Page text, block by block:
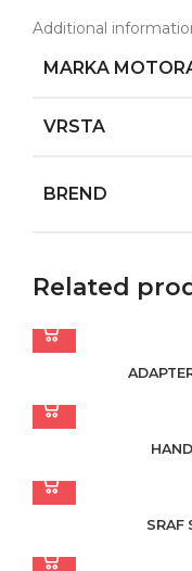
Additional
MARKA
VRSTA
BREND
Related
SRAF